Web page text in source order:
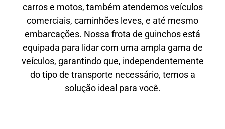
carros e motos, também atendemos veículos
comerciais, caminhões leves, e até mesmo
embarcações. Nossa frota de guinchos está
equipada para lidar com uma ampla gama de
veículos, garantindo que, independentemente
do tipo de transporte necessário, temos a
solução ideal para você.